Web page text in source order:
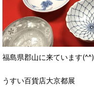
福島県郡山に来ています(^^)
うすい百貨店大京都展